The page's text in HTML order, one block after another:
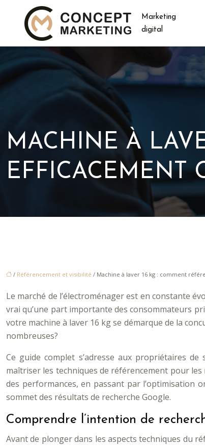
Marketing
digital
MACHINE À
EFFICACEMENT
/ Référencement et visibilité / Machine à laver 16 kg : comment
Le marché de l’électroménager est en constante
vrai qu’une part importante des consommateurs
votre machine à laver 16 kg se démarque de la
nombreuses?
Ce guide complet s’adresse aux propriétaires
maîtriser les techniques de référencement pour les
des performances, en passant par l’optimisation
sommet des résultats de recherche Google.
Comprendre l’intention de
Avant de plonger dans les aspects techniques du